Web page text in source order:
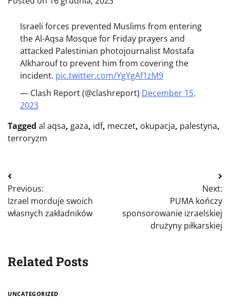
Israeli forces prevented Muslims from entering
the Al-Aqsa Mosque for Friday prayers and
attacked Palestinian photojournalist Mostafa
Alkharouf to prevent him from covering the
incident. pic.twitter.com/YgYgAf1zM9
— Clash Report (@clashreport) December 15,
2023
Tagged al aqsa, gaza, idf, meczet, okupacja, palestyna,
terroryzm
Nawigacja
wpisu
Previous:
Izrael morduje swoich
własnych zakładników
Next:
PUMA kończy
sponsorowanie izraelskiej
drużyny piłkarskiej
Related Posts
UNCATEGORIZED